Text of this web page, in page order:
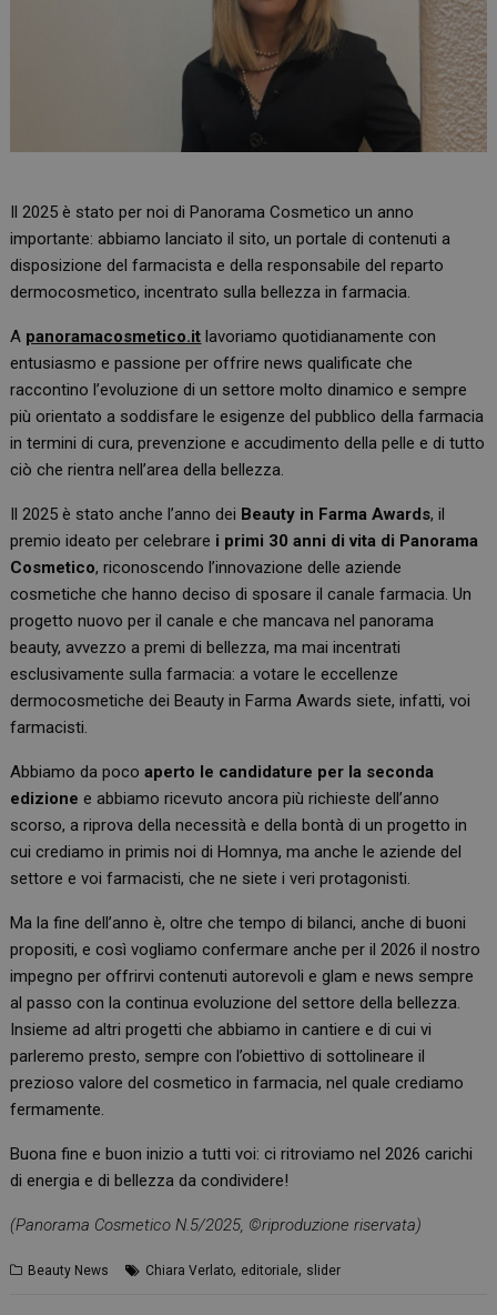
Il 2025 è stato per noi di Panorama Cosmetico un anno
importante: abbiamo lanciato il sito, un portale di contenuti a
disposizione del farmacista e della responsabile del reparto
dermocosmetico, incentrato sulla bellezza in farmacia.
A panoramacosmetico.it lavoriamo quotidianamente con
entusiasmo e passione per offrire news qualificate che
raccontino l’evoluzione di un settore molto dinamico e sempre
più orientato a soddisfare le esigenze del pubblico della farmacia
in termini di cura, prevenzione e accudimento della pelle e di tutto
ciò che rientra nell’area della bellezza.
Il 2025 è stato anche l’anno dei Beauty in Farma Awards, il
premio ideato per celebrare i primi 30 anni di vita di Panorama
Cosmetico, riconoscendo l’innovazione delle aziende
cosmetiche che hanno deciso di sposare il canale farmacia. Un
progetto nuovo per il canale e che mancava nel panorama
beauty, avvezzo a premi di bellezza, ma mai incentrati
esclusivamente sulla farmacia: a votare le eccellenze
dermocosmetiche dei Beauty in Farma Awards siete, infatti, voi
farmacisti.
Abbiamo da pocoaperto le candidature per la seconda
edizione e abbiamo ricevuto ancora più richieste dell’anno
scorso, a riprova della necessità e della bontà di un progetto in
cui crediamo in primis noi di Homnya, ma anche le aziende del
settore e voi farmacisti, che ne siete i veri protagonisti.
Ma la fine dell’anno è, oltre che tempo di bilanci, anche di buoni
propositi, e così vogliamo confermare anche per il 2026 il nostro
impegno per offrirvi contenuti autorevoli e glam e news sempre
al passo con la continua evoluzione del settore della bellezza.
Insieme ad altri progetti che abbiamo in cantiere e di cui vi
parleremo presto, sempre con l’obiettivo di sottolineare il
prezioso valore del cosmetico in farmacia, nel quale crediamo
fermamente.
Buona fine e buon inizio a tutti voi: ci ritroviamo nel 2026 carichi
di energia e di bellezza da condividere!
(Panorama Cosmetico N.5/2025, ©riproduzione riservata)
Beauty News Chiara Verlato, editoriale, slider